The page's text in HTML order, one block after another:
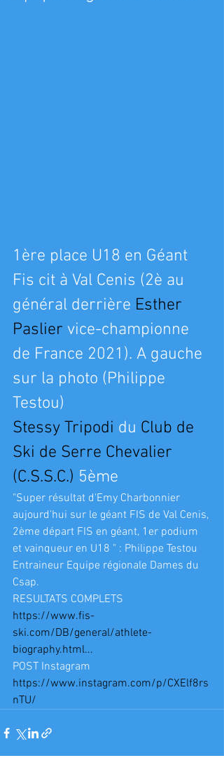
1ère place U18 en Géant
Fis cit à Val Cenis (2è au
général derrière Esther
Paslier vice-championne
de France 2021). A gauche
sur la photo (Philippe
Testou)
Stessy Tripodi du Club de
Ski de Serre Chevalier
(C.S.S.C.) 5ème
"Super résultat d'Emy Charbonnier
aujourd'hui sur le géant FIS de Val Cenis,
2ème départ FIS en géant, 1er podium
et vainqueur en U18 " : Philippe Testou
Entraineur Equipe régionale Dames du
Csap.
RESULTATS COMPLETS
https://www.fis-
ski.com/DB/general/athlete-
biography.html...
POST Instagram
https://www.instagram.com/p/CXElf8rs
nTU/